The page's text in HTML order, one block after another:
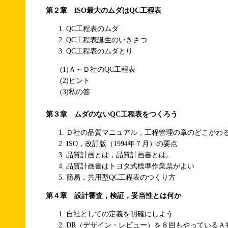
第２章 ISO最大のムダはQC工程表
QC工程表のムダ
QC工程表誕生のいきさつ
QC工程表のムダとり
(1)Ａ～Ｄ社のQC工程表
(2)ヒント
(3)私の答
第３章 ムダのないQC工程表をつくろう
Ｄ社の品質マニュアル，工程管理の章のどこがわ
ISO，改訂版（1994年７月）の要点
品質計画とは，品質計画書とは。
品質計画書はトヨタ式標準作業票がよい
簡易，共用型QC工程表のつくり方
第４章 設計審査，検証，妥当性とは何か
自社としての定義を明確にしよう
DR（デザイン・レビュー）を８回もやっているＡ